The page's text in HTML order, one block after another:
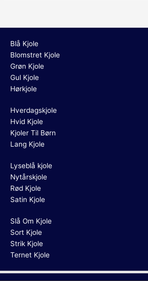
Blå Kjole
Blomstret Kjole
Grøn Kjole
Gul Kjole
Hørkjole
Hverdagskjole
Hvid Kjole
Kjoler Til Børn
Lang Kjole
Lyseblå kjole
Nytårskjole
Rød Kjole
Satin Kjole
Slå Om Kjole
Sort Kjole
Strik Kjole
Ternet Kjole